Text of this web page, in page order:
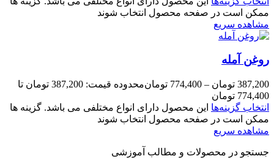
ممکن است در صفحه محصول انتخاب شوند
مشاهده سریع
روغن آمله
387,200 تومان –
774,400 تومان
محدوده قیمت: 387,200 تومان تا
774,400 تومان
انتخاب گزینه‌ها این محصول دارای انواع مختلفی می باشد. گزینه ها
ممکن است در صفحه محصول انتخاب شوند
مشاهده سریع
جستجو در محصولات و مطالب آموزشی